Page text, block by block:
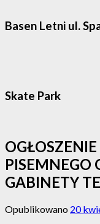
Basen Letni ul.
Skate Park
PISEMNEGO
GABINETY
Opublikowano 20